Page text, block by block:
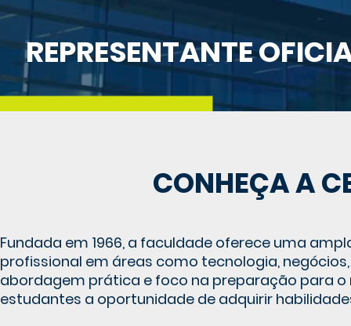
REPRESENTANTE
CONHEÇA A
Fundada em 1966, a faculdade oferece uma
profissional em áreas como tecnologia,
abordagem prática e foco na preparação para
estudantes a oportunidade de adquirir